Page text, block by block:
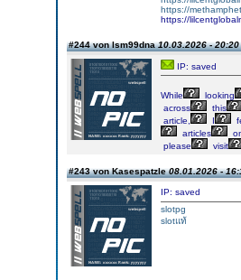
https://
https://
#244 von lsm99dna10.03.2026 - 20:20
IP: saved
While
looking
across
this
article,
I
articles
please
visit
#243 von Kasespatzle08.01.2026 -
IP: saved
slotpg
slotแท้